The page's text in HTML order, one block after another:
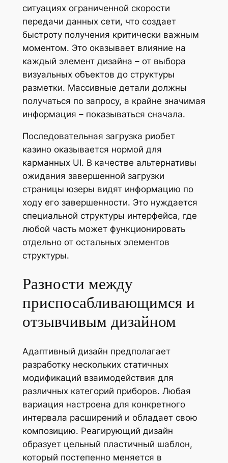
ситуациях ограниченной скорости
передачи данных сети, что создает
быстроту получения критически важным
моментом. Это оказывает влияние на
каждый элемент дизайна – от выбора
визуальных объектов до структуры
разметки. Массивные детали должны
получаться по запросу, а крайне значимая
информация – показываться сначала.
Последовательная загрузка риобет
казино оказывается нормой для
карманных UI. В качестве альтернативы
ожидания завершенной загрузки
страницы юзеры видят информацию по
ходу его завершенности. Это нуждается
специальной структуры интерфейса, где
любой часть может функционировать
отдельно от остальных элементов
структуры.
Разности между
приспосабливающимся и
отзывчивым дизайном
Адаптивный дизайн предполагает
разработку нескольких статичных
модификаций взаимодействия для
различных категорий приборов. Любая
вариация настроена для конкретного
интервала расширений и обладает свою
композицию. Реагирующий дизайн
образует цельный пластичный шаблон,
который постепенно меняется в